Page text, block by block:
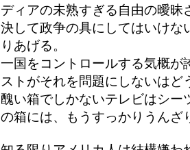
ディアの未熟すぎる自由の曖昧
決して政争の具にしてはいけな
りあげる。
一国をコントロールする気概が
ストがそれを問題にしないはど
醜い箱でしかないテレビはシー
の箱には、もうすっかりうんざ